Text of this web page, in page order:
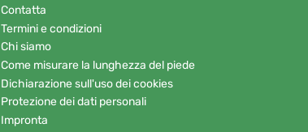
Contatta
Termini e condizioni
Chi siamo
Come misurare la lunghezza del piede
Dichiarazione sull'uso dei cookies
Protezione dei dati personali
Impronta